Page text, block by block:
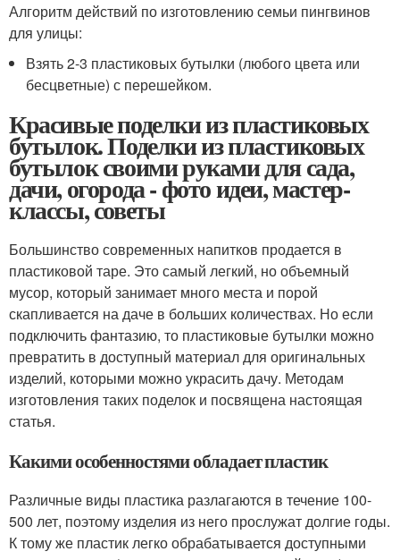
Алгоритм действий по изготовлению семьи пингвинов
для улицы:
Взять 2-3 пластиковых бутылки (любого цвета или
бесцветные) с перешейком.
Красивые поделки из пластиковых
бутылок. Поделки из пластиковых
бутылок своими руками для сада,
дачи, огорода - фото идеи, мастер-
классы, советы
Большинство современных напитков продается в
пластиковой таре. Это самый легкий, но объемный
мусор, который занимает много места и порой
скапливается на даче в больших количествах. Но если
подключить фантазию, то пластиковые бутылки можно
превратить в доступный материал для оригинальных
изделий, которыми можно украсить дачу. Методам
изготовления таких поделок и посвящена настоящая
статья.
Какими особенностями обладает пластик
Различные виды пластика разлагаются в течение 100-
500 лет, поэтому изделия из него прослужат долгие годы.
К тому же пластик легко обрабатывается доступными